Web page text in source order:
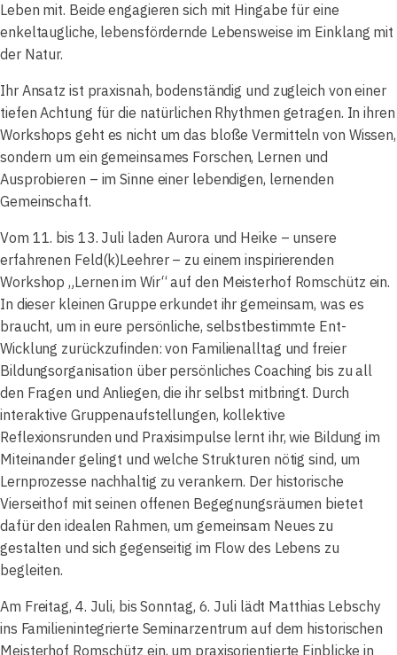
Leben mit. Beide engagieren sich mit Hingabe für eine
enkeltaugliche, lebensfördernde Lebensweise im Einklang mit
der Natur.
Ihr Ansatz ist praxisnah, bodenständig und zugleich von einer
tiefen Achtung für die natürlichen Rhythmen getragen. In ihren
Workshops geht es nicht um das bloße Vermitteln von Wissen,
sondern um ein gemeinsames Forschen, Lernen und
Ausprobieren – im Sinne einer lebendigen, lernenden
Gemeinschaft.
Vom 11. bis 13. Juli laden Aurora und Heike – unsere
erfahrenen Feld(k)Leehrer – zu einem inspirierenden
Workshop „Lernen im Wir“ auf den Meisterhof Romschütz ein.
In dieser kleinen Gruppe erkundet ihr gemeinsam, was es
braucht, um in eure persönliche, selbstbestimmte Ent-
Wicklung zurückzufinden: von Familienalltag und freier
Bildungsorganisation über persönliches Coaching bis zu all
den Fragen und Anliegen, die ihr selbst mitbringt. Durch
interaktive Gruppenaufstellungen, kollektive
Reflexionsrunden und Praxisimpulse lernt ihr, wie Bildung im
Miteinander gelingt und welche Strukturen nötig sind, um
Lernprozesse nachhaltig zu verankern. Der historische
Vierseithof mit seinen offenen Begegnungsräumen bietet
dafür den idealen Rahmen, um gemeinsam Neues zu
gestalten und sich gegenseitig im Flow des Lebens zu
begleiten.
Am Freitag, 4. Juli, bis Sonntag, 6. Juli lädt Matthias Lebschy
ins Familienintegrierte Seminarzentrum auf dem historischen
Meisterhof Romschütz ein, um praxisorientierte Einblicke in